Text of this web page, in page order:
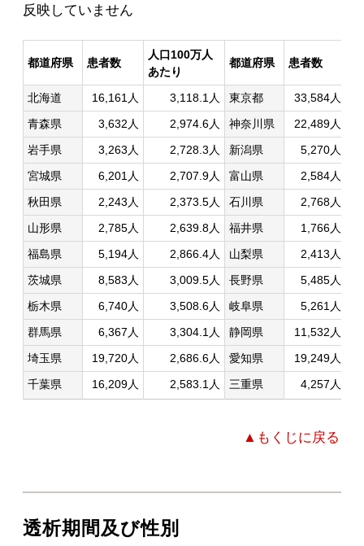
反映していません
都道府県 患者数
人口100万人
あたり
都道府県 患者数
北海道
16,161人 3,118.1人 東京都
33,584人
青森県
3,632人 2,974.6人 神奈川県
22,489人
岩手県
3,263人 2,728.3人 新潟県
5,270人
宮城県
6,201人 2,707.9人 富山県
2,584人
秋田県
2,243人 2,373.5人 石川県
2,768人
山形県
2,785人 2,639.8人 福井県
1,766人
福島県
5,194人 2,866.4人 山梨県
2,413人
茨城県
8,583人 3,009.5人 長野県
5,485人
栃木県
6,740人 3,508.6人 岐阜県
5,261人
群馬県
6,367人 3,304.1人 静岡県
11,532人
埼玉県
19,720人 2,686.6人 愛知県
19,249人
千葉県
16,209人 2,583.1人 三重県 4,257人
▲もくじに戻る
透析期間及び性別